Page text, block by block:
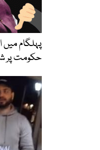
پہلگام میں
حکومت پر